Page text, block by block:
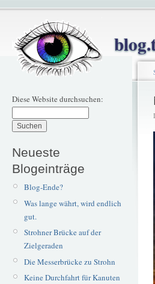
Diese Website durchsuchen:
Neueste
Blogeinträge
Blog-Ende?
Was lange währt, wird endlich
gut.
Strohner Brücke auf der
Zielgeraden
Die Messerbrücke zu Strohn
Keine Durchfahrt für Kanuten